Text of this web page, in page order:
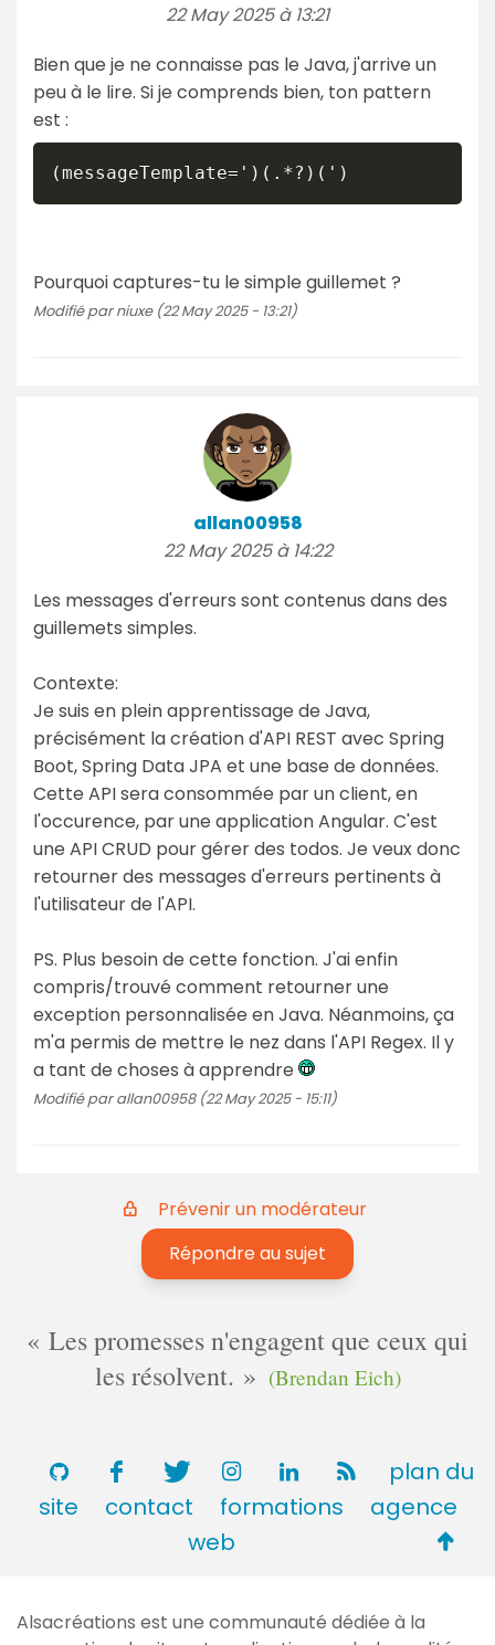
22 May 2025 à 13:21
Bien que je ne connaisse pas le Java, j'arrive un
peu à le lire. Si je comprends bien, ton pattern
est :
Pourquoi captures-tu le simple guillemet ?
Modifié par niuxe (22 May 2025 - 13:21)
allan00958
22 May 2025 à 14:22
Les messages d'erreurs sont contenus dans des
guillemets simples.
Contexte:
Je suis en plein apprentissage de Java,
précisément la création d'API REST avec Spring
Boot, Spring Data JPA et une base de données.
Cette API sera consommée par un client, en
l'occurence, par une application Angular. C'est
une API CRUD pour gérer des todos. Je veux donc
retourner des messages d'erreurs pertinents à
l'utilisateur de l'API.
PS. Plus besoin de cette fonction. J'ai enfin
compris/trouvé comment retourner une
exception personnalisée en Java. Néanmoins, ça
m'a permis de mettre le nez dans l'API Regex. Il y
a tant de choses à apprendre
Modifié par allan00958 (22 May 2025 - 15:11)
Prévenir un modérateur
Répondre au sujet
Les promesses n'engagent que ceux qui
les résolvent.
(Brendan Eich)
plan du
site
contact formations
agence
web
Alsacréations est une communauté dédiée à la